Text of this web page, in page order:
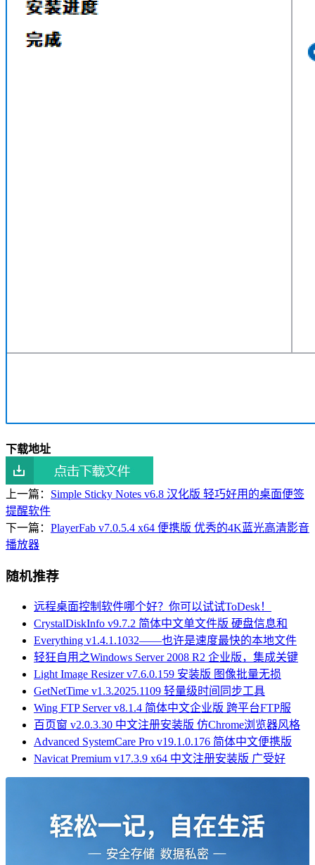
下载地址
上一篇： Simple Sticky Notes v6.8 汉化版 轻巧好用的桌面便签
提醒软件
下一篇： PlayerFab v7.0.5.4 x64 便携版 优秀的4K蓝光高清影音
播放器
随机推荐
远程桌面控制软件哪个好？你可以试试ToDesk！
CrystalDiskInfo v9.7.2 简体中文单文件版 硬盘信息和
Everything v1.4.1.1032——也许是速度最快的本地文件
轻狂自用之Windows Server 2008 R2 企业版，集成关键
Light Image Resizer v7.6.0.159 安装版 图像批量无损
GetNetTime v1.3.2025.1109 轻量级时间同步工具
Wing FTP Server v8.1.4 简体中文企业版 跨平台FTP服
百页窗 v2.0.3.30 中文注册安装版 仿Chrome浏览器风格
Advanced SystemCare Pro v19.1.0.176 简体中文便携版
Navicat Premium v17.3.9 x64 中文注册安装版 广受好